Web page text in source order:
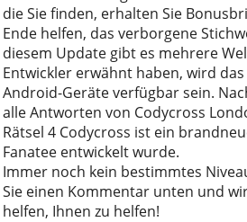
die Sie finden, erhalten Sie
Ende helfen, das verborgene
diesem Update gibt es mehrere
Entwickler erwähnt haben, wird
Android-Geräte verfügbar sein.
alle Antworten von Codycross
Rätsel 4 Codycross ist ein
Fanatee entwickelt wurde.
Immer noch kein bestimmtes
Sie einen Kommentar unten und
helfen, Ihnen zu helfen!